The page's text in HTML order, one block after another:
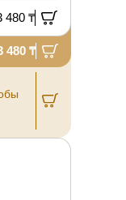
480 ₸
480 ₸